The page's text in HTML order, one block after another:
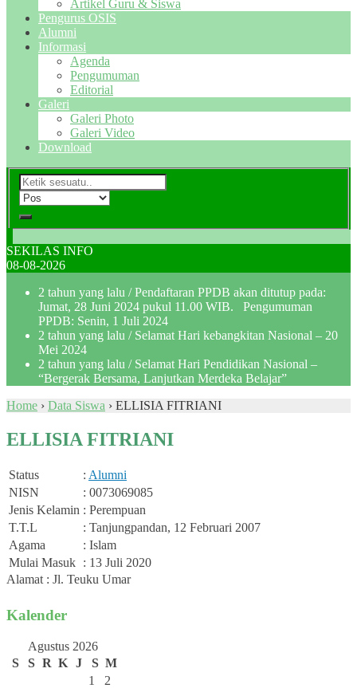
Artikel Guru & Siswa
Pengurus OSIS
Alumni
Informasi
Agenda
Pengumuman
Editorial
Galeri
Galeri Photo
Galeri Video
Download
SEKILAS INFO
08-08-2026
2 tahun yang lalu / Pendaftaran PPDB akan ditutup pada:
Jumat, 28 Juni 2024 pukul 11.00 WIB. Pengumuman
PPDB: Senin, 1 Juli 2024
2 tahun yang lalu / Selamat Hari kebangkitan Nasional – 20
Mei 2024
2 tahun yang lalu / Selamat Hari Pendidikan Nasional –
“Bergerak Bersama, Lanjutkan Merdeka Belajar”
Home › Data Siswa › ELLISIA FITRIANI
ELLISIA FITRIANI
Status : Alumni
NISN
: 0073069085
Jenis Kelamin : Perempuan
T.T.L
: Tanjungpandan, 12 Februari 2007
Agama
: Islam
Mulai Masuk : 13 Juli 2020
Alamat : Jl. Teuku Umar
Kalender
Agustus 2026
S
S R K J S M
1
2